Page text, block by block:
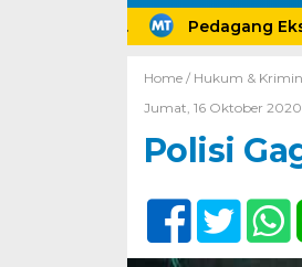
Pedagang Eks
Home / Hukum &
Jumat, 16 Oktober 2020
Polisi